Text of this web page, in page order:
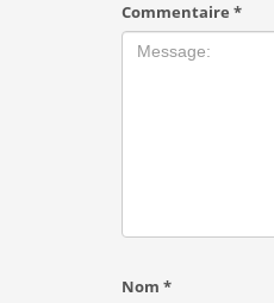
Commentaire *
Nom *